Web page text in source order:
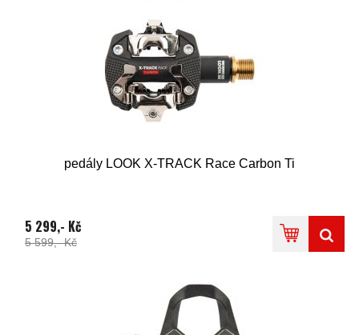
pedály LOOK X-TRACK Race Carbon Ti
5 299,- Kč
5 599,- Kč